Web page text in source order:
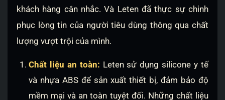
khách hàng cân nhắc. Và Leten đã thực sự chinh
phục lòng tin của người tiêu dùng thông qua chất
lượng vượt trội của mình.
Chất liệu an toàn: Leten sử dụng silicone y tế
và nhựa ABS để sản xuất thiết bị, đảm bảo độ
mềm mại và an toàn tuyệt đối. Những chất liệu